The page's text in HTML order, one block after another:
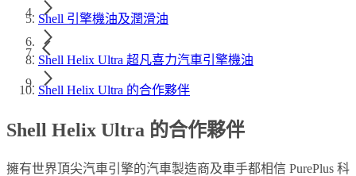
Shell 引擎機油及潤滑油
Shell Helix Ultra 超凡喜力汽車引擎機油
Shell Helix Ultra 的合作夥伴
Shell Helix Ultra 的合作夥伴
擁有世界頂尖汽車引擎的汽車製造商及車手都相信 PurePlus 科